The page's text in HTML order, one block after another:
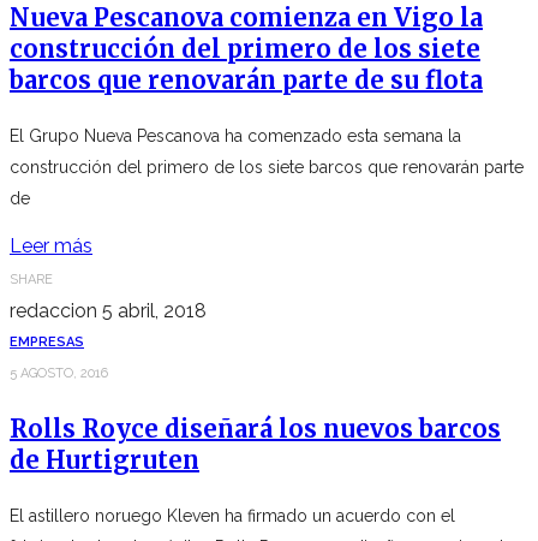
Nueva Pescanova comienza en Vigo la
construcción del primero de los siete
barcos que renovarán parte de su flota
El Grupo Nueva Pescanova ha comenzado esta semana la
construcción del primero de los siete barcos que renovarán parte
de
Leer más
SHARE
redaccion 5 abril, 2018
EMPRESAS
5 AGOSTO, 2016
Rolls Royce diseñará los nuevos barcos
de Hurtigruten
El astillero noruego Kleven ha firmado un acuerdo con el